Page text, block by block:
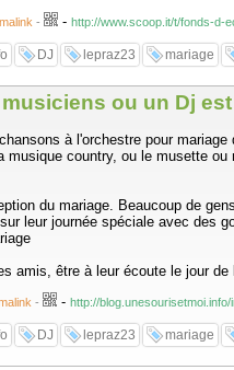
- - http://www.scoop.it/t/fonds-d-
DJ lepraz23 mariage
ou un Dj
à l'orchestre pour
country, ou le musette
du mariage. Beaucoup de
leur journée spéciale avec des
amis, être à leur écoute le jour
- - http://
DJ lepraz23 mariage